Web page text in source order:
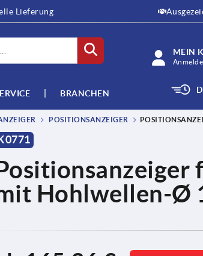
Lieferung
MEIN
BRANCHEN
POSITIONSANZEIGER
Hohlwellen-Ø